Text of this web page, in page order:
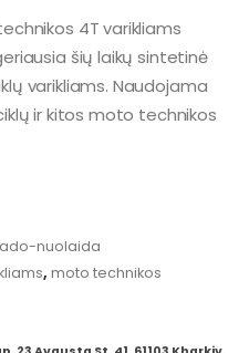
4T varikliams
šių laikų sintetinė
varikliams. Naudojama
ir kitos moto technikos
nuolaida
, moto technikos